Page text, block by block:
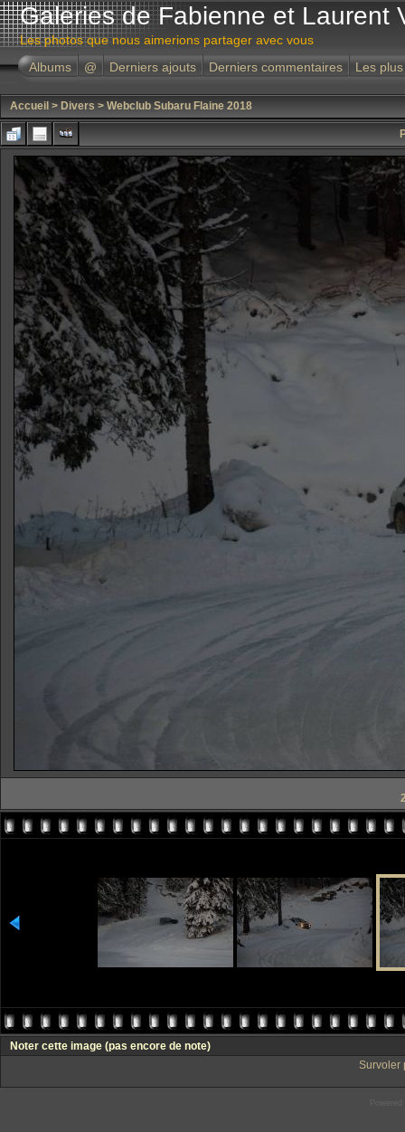
Galeries de Fabienne et Laurent
Les photos que nous aimerions partager avec vous
Albums
@ Derniers ajouts Derniers commentaires Les
Accueil > Divers > Webclub Subaru Flaine 2018
Noter cette image (pas encore de note)
Survoler